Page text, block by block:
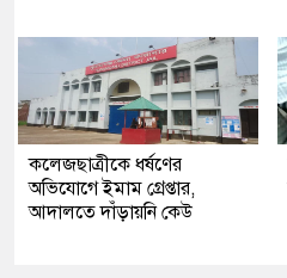
কলেজছাত্রীকে ধর্ষণের
অভিযোগে ইমাম গ্রেপ্তার,
আদালতে দাঁড়ায়নি কেউ